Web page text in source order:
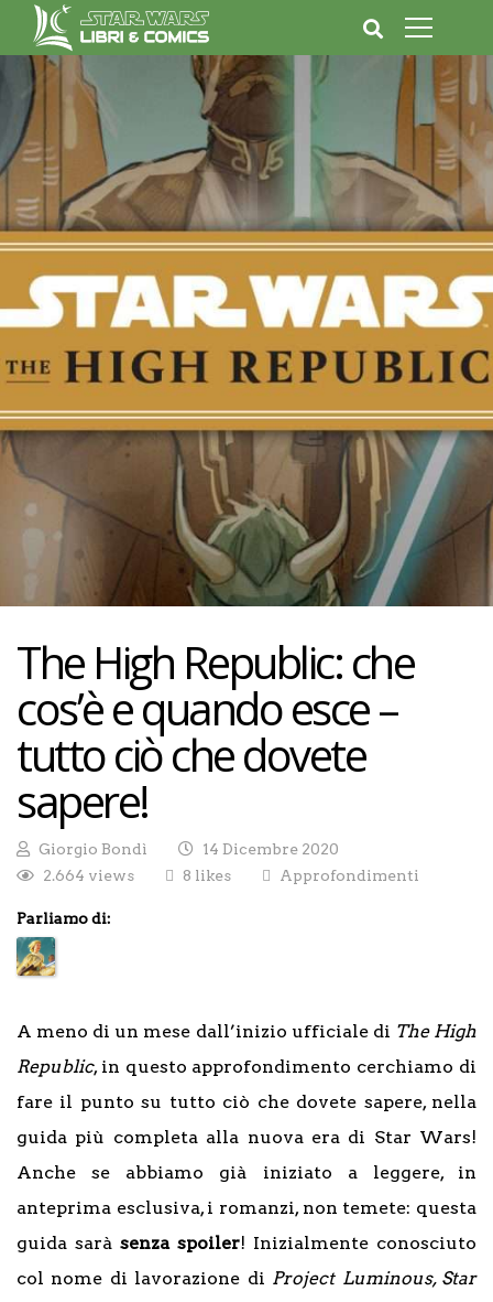
The High Republic: che
cos’è e quando esce –
tutto ciò che dovete
sapere!
Giorgio Bondì
14 Dicembre 2020
2.664 views
8 likes Approfondimenti
Parliamo di:
A meno di un mese dall’inizio ufficiale di The High
Republic, in questo approfondimento cerchiamo di
fare il punto su tutto ciò che dovete sapere, nella
guida più completa alla nuova era di Star Wars!
Anche se abbiamo già iniziato a leggere, in
anteprima esclusiva, i romanzi, non temete: questa
guida sarà senza spoiler! Inizialmente conosciuto
col nome di lavorazione di Project Luminous, Star